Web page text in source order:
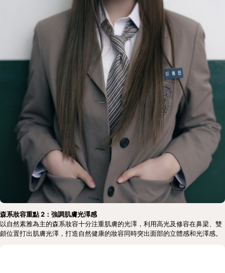
森系妝容重點 2：強調肌膚光澤感
以自然素雅為主的森系妝容十分注重肌膚的光澤，利用高光及修容在鼻梁、雙
頗位置打出肌膚光澤，打造自然健康的妝容同時突出面部的立體感和光澤感。